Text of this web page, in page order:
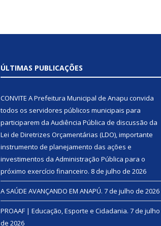
ÚLTIMAS PUBLICAÇÕES
CONVITE A Prefeitura Municipal de Anapu convida
todos os servidores públicos municipais para
participarem da Audiência Pública de discussão da
Lei de Diretrizes Orçamentárias (LDO), importante
instrumento de planejamento das ações e
investimentos da Administração Pública para o
próximo exercício financeiro. 8 de julho de 2026
A SAÚDE AVANÇANDO EM ANAPÚ. 7 de julho de 2026
PROAAF | Educação, Esporte e Cidadania. 7 de julho
de 2026